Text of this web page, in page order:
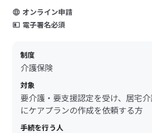
オンライン申請
電子署名必須
制度
介護保険
対象
要介護・要支援認定を受け、居宅
にケアプランの作成を依頼する方
手続を行う人